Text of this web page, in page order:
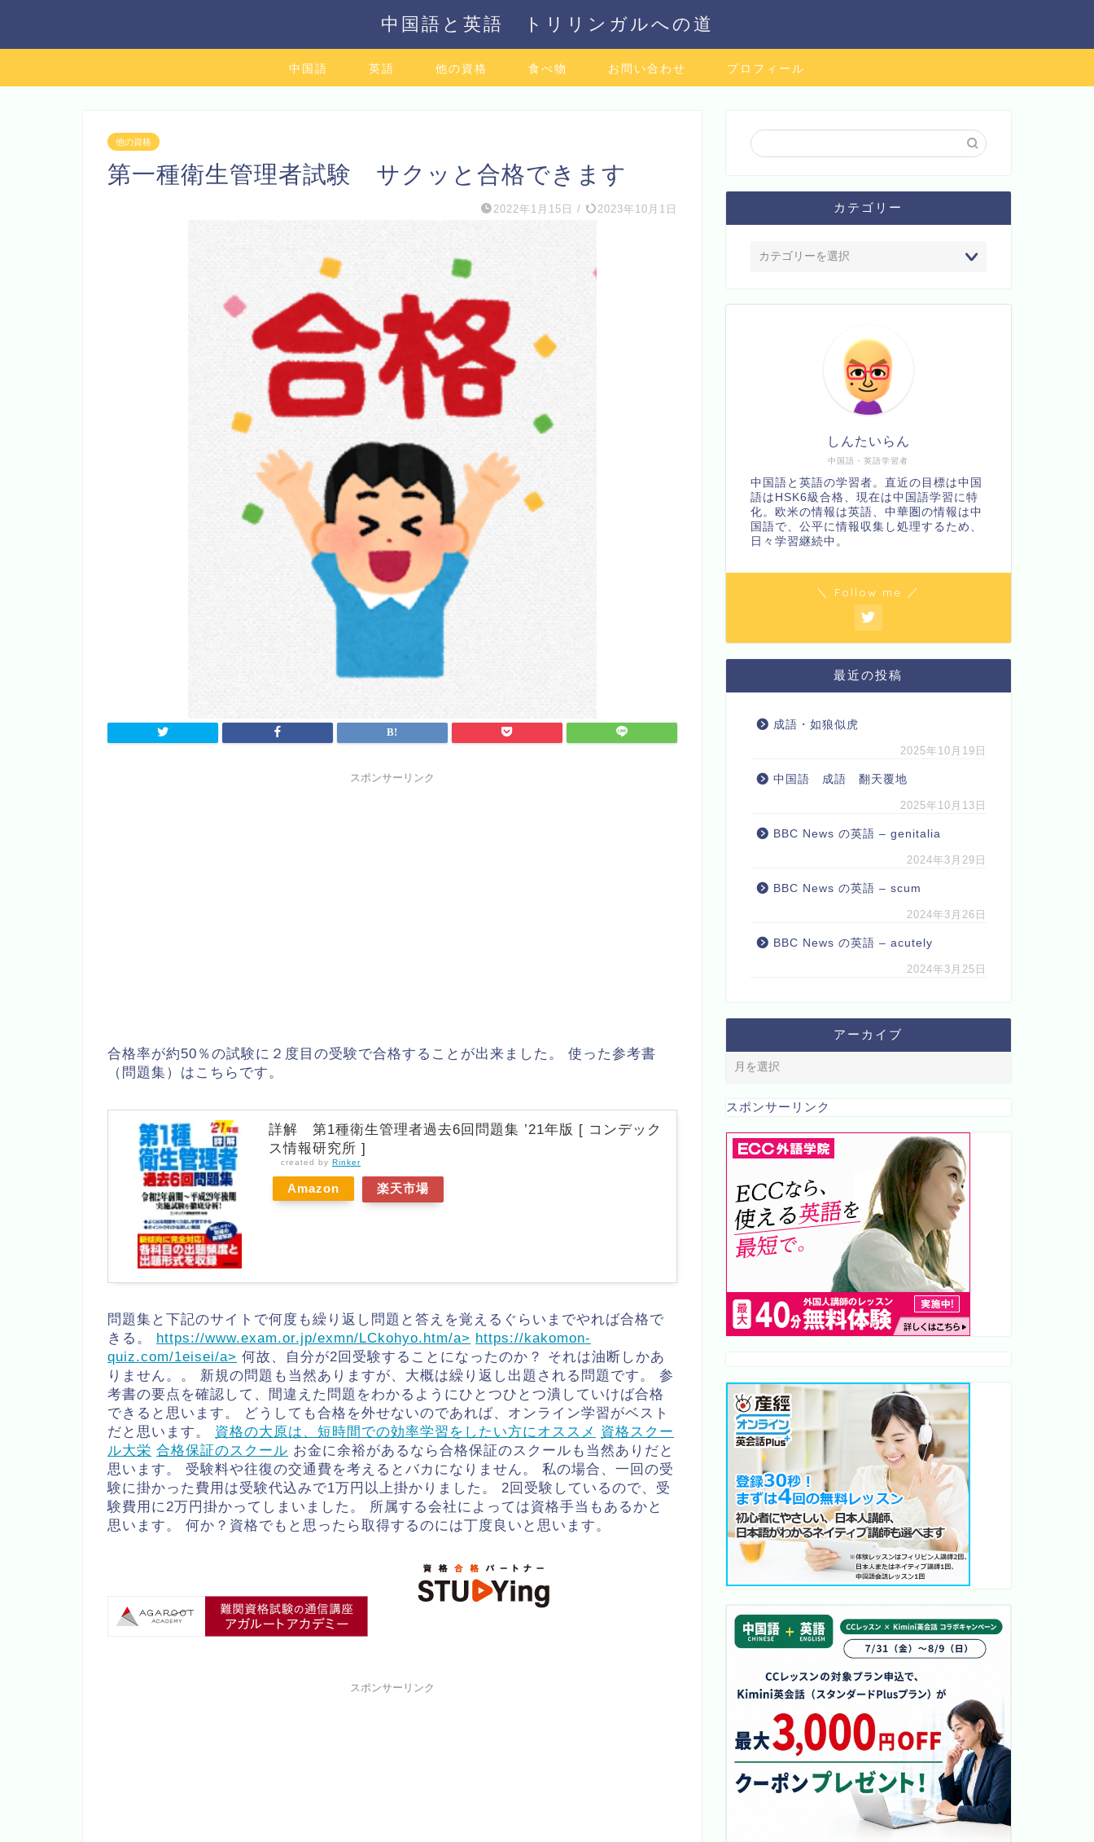
中国語と英語 トリリンガルへの道
中国語 英語 他の資格 食べ物 お問い合わせ プロフィール
他の資格
第一種衛生管理者試験 サクッと合格できます
2022年1月15日 / 2023年10月1日
スポンサーリンク
合格率が約50％の試験に２度目の受験で合格することが出来ました。 使った参考書
（問題集）はこちらです。
詳解 第1種衛生管理者過去6回問題集 ’21年版 [ コンデック
ス情報研究所 ]
created by Rinker
Amazon 楽天市場
問題集と下記のサイトで何度も繰り返し問題と答えを覚えるぐらいまでやれば合格で
きる。
https://www.exam.or.jp/exmn/LCkohyo.htm/a> https://kakomon-
quiz.com/1eisei/a> 何故、自分が2回受験することになったのか？ それは油断しかあ
りません。。 新規の問題も当然ありますが、大概は繰り返し出題される問題です。 参
考書の要点を確認して、間違えた問題をわかるようにひとつひとつ潰していけば合格
できると思います。 どうしても合格を外せないのであれば、オンライン学習がベスト
だと思います。 資格の大原は、短時間での効率学習をしたい方にオススメ 資格スクー
ル大栄 合格保証のスクール お金に余裕があるなら合格保証のスクールも当然ありだと
思います。 受験料や往復の交通費を考えるとバカになりません。 私の場合、一回の受
験に掛かった費用は受験代込みで1万円以上掛かりました。 2回受験しているので、受
験費用に2万円掛かってしまいました。 所属する会社によっては資格手当もあるかと
思います。 何か？資格でもと思ったら取得するのには丁度良いと思います。
スポンサーリンク
カテゴリー
中国語・英語学習者
しんたいらん
中国語と英語の学習者。直近の目標は中国
語はHSK6級合格、現在は中国語学習に特
化。欧米の情報は英語、中華圏の情報は中
国語で、公平に情報収集し処理するため、
日々学習継続中。
＼ Follow me ／
最近の投稿
成語・如狼似虎
2025年10月19日
中国語 成語 翻天覆地
2025年10月13日
BBC News の英語 – genitalia
2024年3月29日
BBC News の英語 – scum
2024年3月26日
BBC News の英語 – acutely
2024年3月25日
アーカイブ
スポンサーリンク